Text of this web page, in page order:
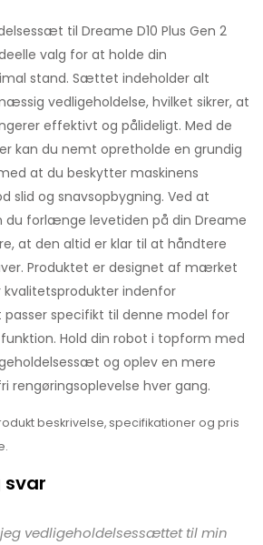
til Dreame D10 Plus Gen 2
valg for at holde din
stand. Sættet indeholder alt
vedligeholdelse, hvilket sikrer, at
effektivt og pålideligt. Med de
kan du nemt opretholde en grundig
at du beskytter maskinens
slid og snavsopbygning. Ved at
forlænge levetiden på din Dreame
at den altid er klar til at håndtere
Produktet er designet af mærket
kvalitetsprodukter indenfor
passer specifikt til denne model for
Hold din robot i topform med
og oplev en mere
rengøringsoplevelse hver gang.
beskrivelse, specifikationer og pris
svar
vedligeholdelsessættet til min